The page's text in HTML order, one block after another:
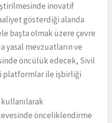
inovatif
gösterdiği alanda
başta olmak üzere çevre
yasal mevzuatların ve
öncülük edecek, Sivil
platformlar ile işbirliği
önceliklendirme